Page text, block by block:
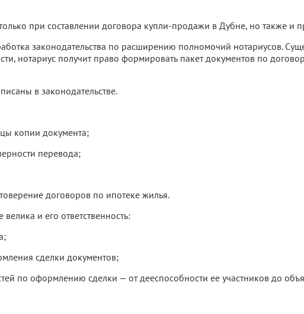
при составлении договора купли-продажи в Дубне, но также и
законодательства по расширению полномочий нотариусов.
нотариус получит право формировать пакет документов по
в законодательстве.
копии документа;
перевода;
договоров по ипотеке жилья.
и его ответственность:
сделки документов;
по оформлению сделки — от дееспособности ее участников до